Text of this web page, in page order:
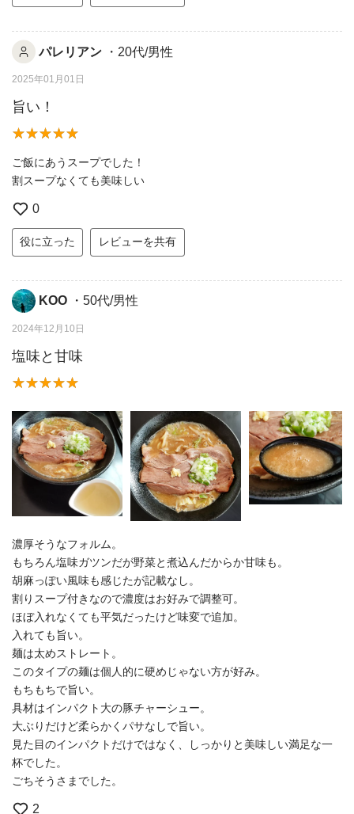
パレリアン ・20代/男性
2025年01月01日
旨い！
ご飯にあうスープでした！
割スープなくても美味しい
0
役に立った レビューを共有
KOO ・50代/男性
2024年12月10日
塩味と甘味
濃厚そうなフォルム。
もちろん塩味ガツンだが野菜と煮込んだからか甘味も。
胡麻っぽい風味も感じたが記載なし。
割りスープ付きなので濃度はお好みで調整可。
ほぼ入れなくても平気だったけど味変で追加。
入れても旨い。
麺は太めストレート。
このタイプの麺は個人的に硬めじゃない方が好み。
もちもちで旨い。
具材はインパクト大の豚チャーシュー。
大ぶりだけど柔らかくパサなしで旨い。
見た目のインパクトだけではなく、しっかりと美味しい満足な一
杯でした。
ごちそうさまでした。
2